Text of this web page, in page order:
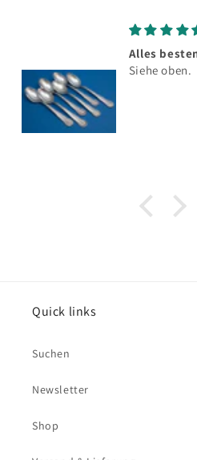
Alles
Siehe oben.
Quick links
Suchen
Newsletter
Shop